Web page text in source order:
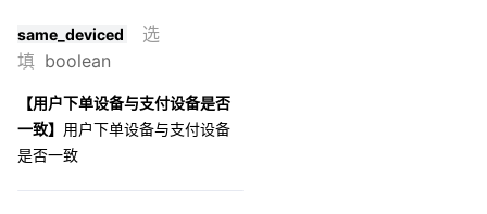
same_deviced
选
填 boolean
【用户下单设备与支付设备是否
一致】 用户下单设备与支付设备
是否一致